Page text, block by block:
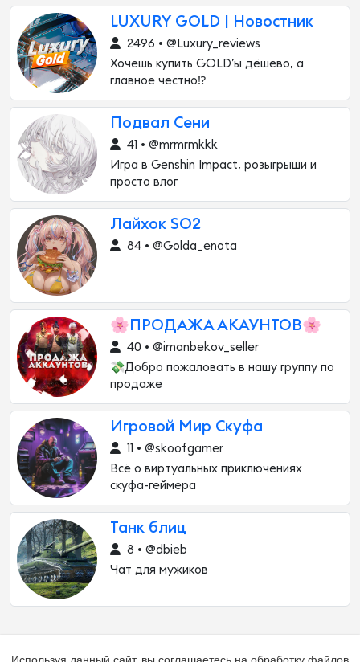
LUXURY GOLD | Новостник
2496 • @Luxury_reviews
Хочешь купить GOLD’ы дёшево, а
главное честно⁉️
Подвал Сени
41 • @mrmrmkkk
Игра в Genshin Impact, розыгрыши и
просто влог
Лайхок SO2
84 • @Golda_enota
🌸ПРОДАЖА АКАУНТОВ🌸
40 • @imanbekov_seller
💸Добро пожаловать в нашу группу по
продаже
Игровой Мир Скуфа
11 • @skoofgamer
Всё о виртуальных приключениях
скуфа-геймера
Танк блиц
8 • @dbieb
Чат для мужиков